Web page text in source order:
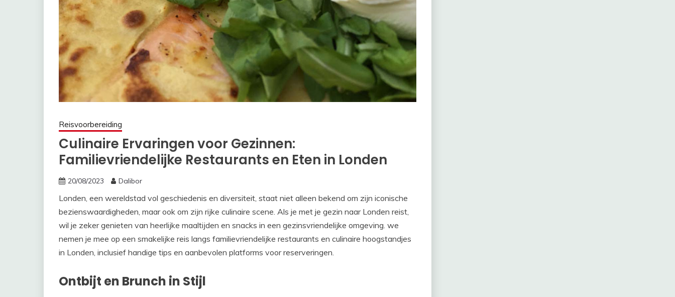
Reisvoorbereiding
Culinaire Ervaringen voor Gezinnen:
Familievriendelijke Restaurants en Eten in Londen
20/08/2023 Dalibor
Londen, een wereldstad vol geschiedenis en diversiteit, staat niet alleen bekend om zijn iconische
bezienswaardigheden, maar ook om zijn rijke culinaire scene. Als je met je gezin naar Londen reist,
wil je zeker genieten van heerlijke maaltijden en snacks in een gezinsvriendelijke omgeving. we
nemen je mee op een smakelijke reis langs familievriendelijke restaurants en culinaire hoogstandjes
in Londen, inclusief handige tips en aanbevolen platforms voor reserveringen.
Ontbijt en Brunch in Stijl